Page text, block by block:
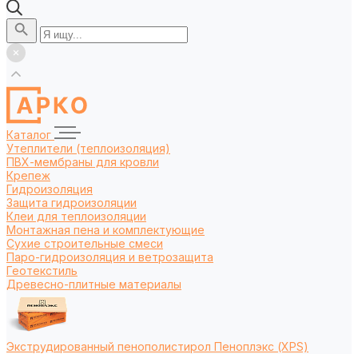
Каталог
Утеплители (теплоизоляция)
ПВХ-мембраны для кровли
Крепеж
Гидроизоляция
Защита гидроизоляции
Клеи для теплоизоляции
Монтажная пена и комплектующие
Сухие строительные смеси
Паро-гидроизоляция и ветрозащита
Геотекстиль
Древесно-плитные материалы
Экструдированный пенополистирол Пеноплэкс (XPS)